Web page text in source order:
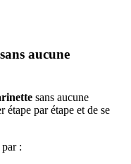
aucune
sans aucune
étape par étape et de se
: